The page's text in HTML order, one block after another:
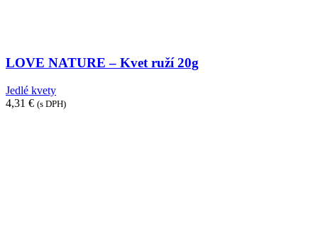
LOVE NATURE – Kvet ruží 20g
Jedlé kvety
4,31 € (s DPH)